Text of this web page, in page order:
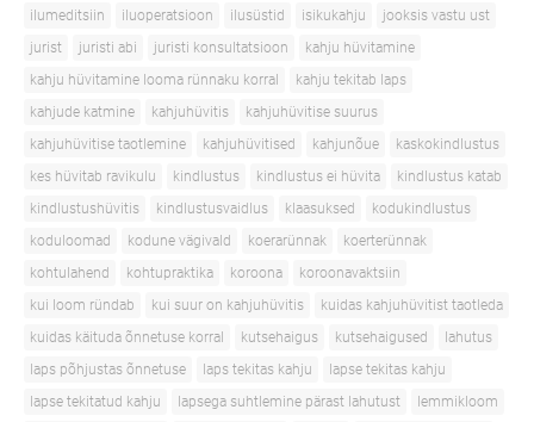
ilumeditsiin
iluoperatsioon ilusüstid isikukahju
jooksis vastu ust
jurist
juristi abi juristi konsultatsioon
kahju hüvitamine
kahju hüvitamine looma rünnaku korral
kahju tekitab laps
kahjude katmine
kahjuhüvitis
kahjuhüvitise suurus
kahjuhüvitise taotlemine
kahjuhüvitised kahjunõue
kaskokindlustus
kes hüvitab ravikulu
kindlustus kindlustus ei hüvita
kindlustus katab
kindlustushüvitis
kindlustusvaidlus klaasuksed
kodukindlustus
koduloomad
kodune vägivald koerarünnak
koerterünnak
kohtulahend
kohtupraktika koroona
koroonavaktsiin
kui loom ründab
kui suur on kahjuhüvitis
kuidas kahjuhüvitist taotleda
kuidas käituda õnnetuse korral
kutsehaigus kutsehaigused
lahutus
laps põhjustas õnnetuse
laps tekitas kahju
lapse tekitas kahju
lapse tekitatud kahju
lapsega suhtlemine pärast lahutust
lemmikloom